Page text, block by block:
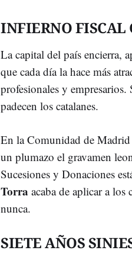
INFIERNO FISCAL
La capital del país encierra,
que cada día la hace más
profesionales y
padecen los catalanes.
En la Comunidad de Madrid
un plumazo el gravamen
Sucesiones y Donaciones
Torra acaba de aplicar a
nunca.
SIETE AÑOS